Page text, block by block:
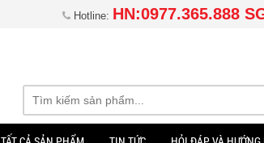
Hotline: HN:0977.365.888